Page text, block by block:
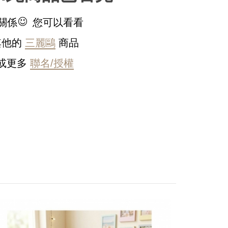
係
您可以看看
的 三麗鷗 商品
更多聯名/授權